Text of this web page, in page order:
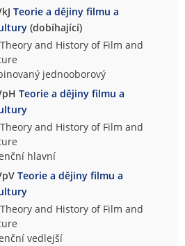
Teorie a dějiny filmu a
(dobíhající)
and History of Film and
jednooborový
Teorie a dějiny filmu a
and History of Film and
hlavní
Teorie a dějiny filmu a
and History of Film and
vedlejší